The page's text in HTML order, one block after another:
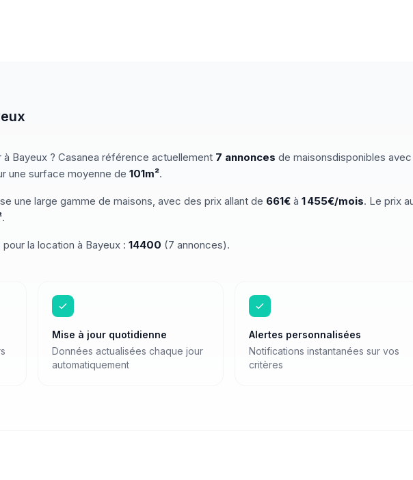
à Bayeux ? Casanea référence actuellement 7 annonces de maisonsdisponibles avec
une surface moyenne de 101m².
une large gamme de maisons, avec des prix allant de 661€ à 1 455€/mois. Le prix
.
pour la location à Bayeux : 14400 (7 annonces).
Mise à jour quotidienne
Données actualisées chaque jour
automatiquement
Alertes personnalisées
Notifications instantanées sur vos
critères